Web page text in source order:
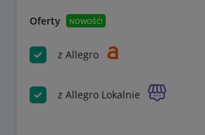
Oferty NOWOŚĆ!
z Allegro
z Allegro Lokalnie